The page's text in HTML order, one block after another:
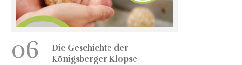
06
Die Geschichte der
Königsberger Klopse